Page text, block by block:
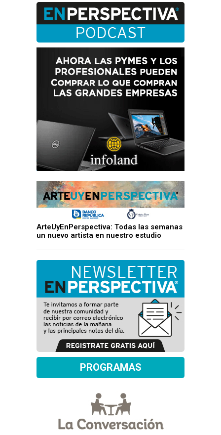
ArteUyEnPerspectiva: Todas las semanas
un nuevo artista en nuestro estudio
PROGRAMAS